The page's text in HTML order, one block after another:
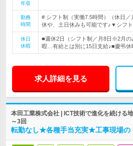
年収
勤務
時間
# シフト制（実働7.5時間）（休日
休や、土日休みも可能です♪▼シフ
休日
休暇
■週休2日（シフト制／月8日※2月の
暇…有給とは別に15日支給♪■慶弔休
求人詳細を見る
本田工業株式会社 | ICT技術で進化を続ける
～3回
転勤なし★各種手当充実★工事現場の